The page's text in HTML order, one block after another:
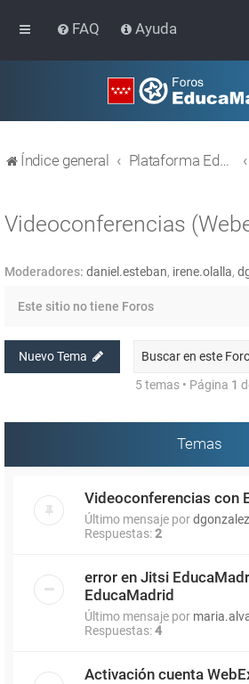
FAQ Ayuda
Índice general Plataforma Educativa EducaMadrid
Videoconferencias
Moderadores: daniel.esteban, irene.olalla,
Este sitio no tiene Foros
Nuevo Tema
5 temas • Página 1
Temas
Videoconferencias con
Último mensaje por
Respuestas:2
error en Jitsi
EducaMadrid
Último mensaje por
Respuestas:4
Activación cuenta